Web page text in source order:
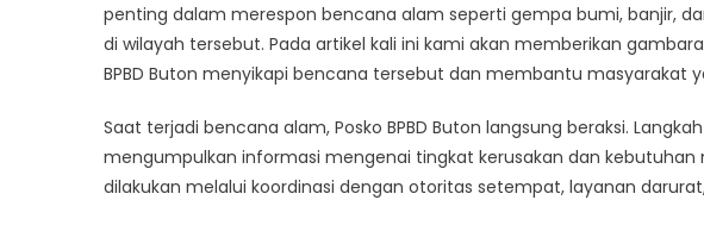
Posko
BPBD
Buton
Bencana
Alam
penting dalam merespon bencana alam seperti gempa bumi, banjir,
di wilayah tersebut. Pada artikel kali ini kami akan memberikan
BPBD Buton menyikapi bencana tersebut dan membantu masyarakat
Saat terjadi bencana alam, Posko BPBD Buton langsung beraksi.
mengumpulkan informasi mengenai tingkat kerusakan dan kebutuhan
dilakukan melalui koordinasi dengan otoritas setempat, layanan